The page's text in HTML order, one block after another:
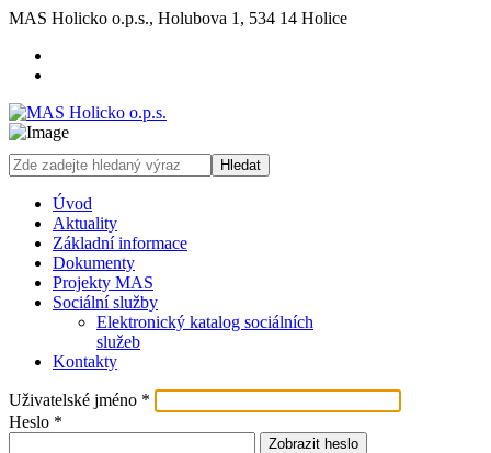
MAS Holicko o.p.s., Holubova 1, 534 14 Holice
Hledat
Úvod
Aktuality
Základní informace
Dokumenty
Projekty MAS
Sociální služby
Elektronický katalog sociálních
služeb
Kontakty
Uživatelské jméno *
Heslo *
Zobrazit heslo